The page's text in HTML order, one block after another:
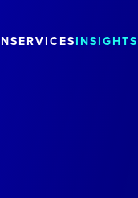
SERVICESINSIGHTS